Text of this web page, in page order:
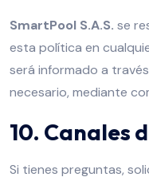
SmartPool S.A.S. se
esta política en
será informado a
necesario, mediante
10. Canales
Si tienes preguntas,